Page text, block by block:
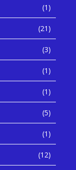
(1)
(21)
(3)
(1)
(1)
(5)
(1)
(12)